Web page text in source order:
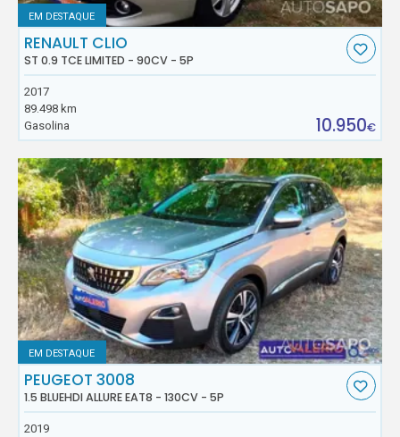
EM DESTAQUE
RENAULT CLIO
ST 0.9 TCE LIMITED - 90CV - 5P
2017
89.498 km
Gasolina
10.950€
EM DESTAQUE
PEUGEOT 3008
1.5 BLUEHDI ALLURE EAT8 - 130CV - 5P
2019